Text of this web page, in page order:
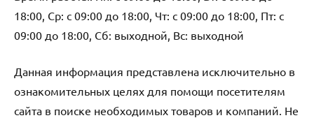
18:00, Ср: с 09:00 до 18:00, Чт: с 09:00 до 18:00, Пт: с
09:00 до 18:00, Сб: выходной, Вс: выходной
Данная информация представлена исключительно в
ознакомительных целях для помощи посетителям
сайта в поиске необходимых товаров и компаний. Не